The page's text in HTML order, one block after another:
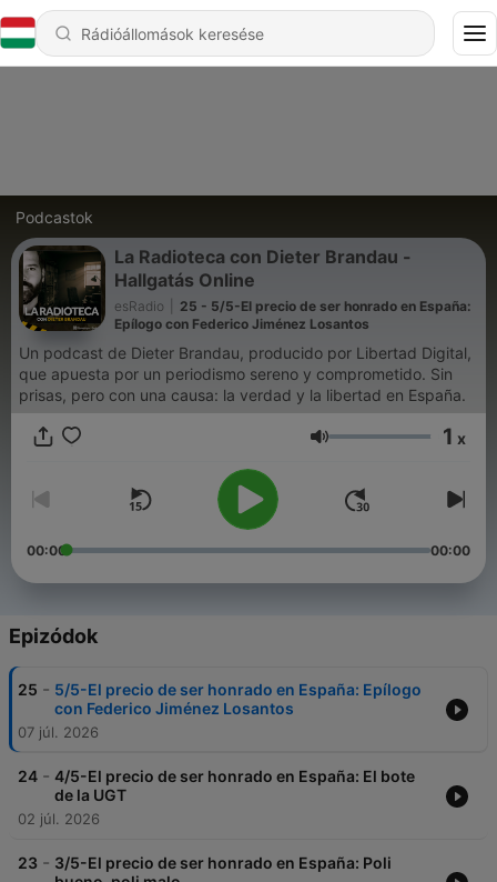
Podcastok
La Radioteca con Dieter Brandau -
Hallgatás Online
esRadio
25 - 5/5-El precio de ser honrado en España:
Epílogo con Federico Jiménez Losantos
Un podcast de Dieter Brandau, producido por Libertad Digital,
que apuesta por un periodismo sereno y comprometido. Sin
prisas, pero con una causa: la verdad y la libertad en España.
Hangerő 1 x
00:00 00:00
Epizódok
25 - 5/5-El precio de ser honrado en España: Epílogo
con Federico Jiménez Losantos
07 júl. 2026
24 - 4/5-El precio de ser honrado en España: El bote
de la UGT
02 júl. 2026
23 - 3/5-El precio de ser honrado en España: Poli